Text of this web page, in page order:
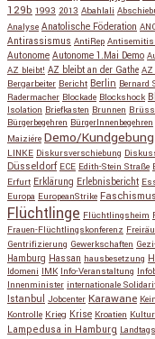
129b 1993 2013 Abahlali
Analyse Anatolische Föderation
Antirassismus AntiRep
Autonome Autonome 1.Mai Demo
AZ bleibt! AZ bleibt an der Gathe AZ
Bergarbeiter Bericht Berlin Bernard
Radermacher Blockade Blockshock
Isolation Briefkasten Brunnen
Bürgerbegehren BürgerInnenbegehren
Maiziére Demo/Kundgebung
LINKE Diskursverschiebung
Düsseldorf ECE Edith-Stein Straße
Erfurt Erklärung Erlebnisbericht
Europa EuropeanStrike Faschismus
Flüchtlinge Flüchtlingsheim
Frauen-Flüchtlingskonferenz
Gentrifizierung Gewerkschaften
Hamburg Hassan hausbesetzung
Idomeni IMK Info-Veranstaltung
Innenminister internationale
Istanbul Jobcenter Karawane
Kontrolle Krieg Krise Kroatien
Lampedusa in Hamburg